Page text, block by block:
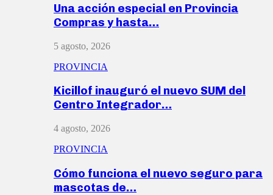
Una acción especial en Provincia
Compras y hasta…
5 agosto, 2026
PROVINCIA
Kicillof inauguró el nuevo SUM del
Centro Integrador…
4 agosto, 2026
PROVINCIA
Cómo funciona el nuevo seguro para
mascotas de…